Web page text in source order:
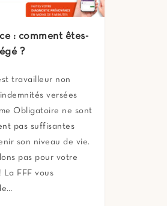
: comment êtes-
?
travailleur non
versées
Obligatoire ne sont
pas suffisantes
son niveau de vie.
pas pour votre
La FFF vous